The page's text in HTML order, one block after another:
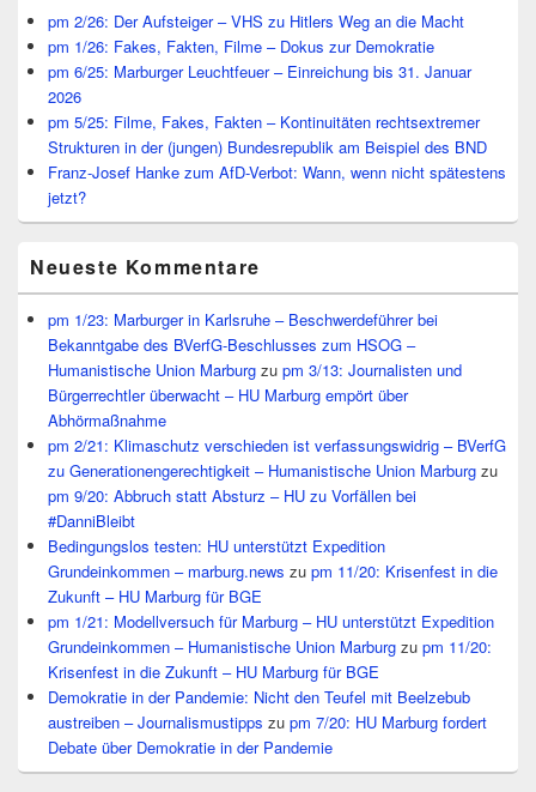
Bereichpm 2/26: Der Aufsteiger – VHS zu Hitlers Weg an die Macht
pm 1/26: Fakes, Fakten, Filme – Dokus zur Demokratie
pm 6/25: Marburger Leuchtfeuer – Einreichung bis 31. Januar
2026
pm 5/25: Filme, Fakes, Fakten – Kontinuitäten rechtsextremer
Strukturen in der (jungen) Bundesrepublik am Beispiel des BND
Franz-Josef Hanke zum AfD-Verbot: Wann, wenn nicht spätestens
jetzt?
Neueste Kommentare
pm 1/23: Marburger in Karlsruhe – Beschwerdeführer bei
Bekanntgabe des BVerfG-Beschlusses zum HSOG –
Humanistische Union Marburg zu pm 3/13: Journalisten und
Bürgerrechtler überwacht – HU Marburg empört über
Abhörmaßnahme
pm 2/21: Klimaschutz verschieden ist verfassungswidrig – BVerfG
zu Generationengerechtigkeit – Humanistische Union Marburg zu
pm 9/20: Abbruch statt Absturz – HU zu Vorfällen bei
#DanniBleibt
Bedingungslos testen: HU unterstützt Expedition
Grundeinkommen – marburg.news zu pm 11/20: Krisenfest in die
Zukunft – HU Marburg für BGE
pm 1/21: Modellversuch für Marburg – HU unterstützt Expedition
Grundeinkommen – Humanistische Union Marburg zu pm 11/20:
Krisenfest in die Zukunft – HU Marburg für BGE
Demokratie in der Pandemie: Nicht den Teufel mit Beelzebub
austreiben – Journalismustipps zu pm 7/20: HU Marburg fordert
Debate über Demokratie in der Pandemie